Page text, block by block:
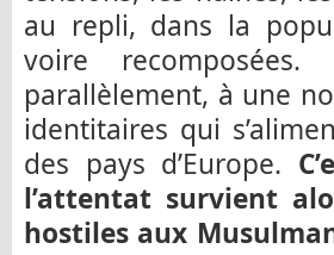
au repli, dans la
voire
parallèlement, à une
identitaires qui
des pays d’Europe.
l’attentat survient
hostiles aux